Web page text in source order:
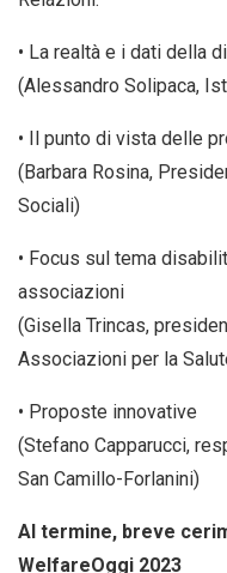
• La realtà e i dati della
(Alessandro Solipaca,
• Il punto di vista delle
(Barbara Rosina,
Sociali)
• Focus sul tema
associazioni
(Gisella Trincas,
Associazioni per la
• Proposte innovative
(Stefano Capparucci,
San Camillo-Forlanini)
Al termine, breve
WelfareOggi 2023